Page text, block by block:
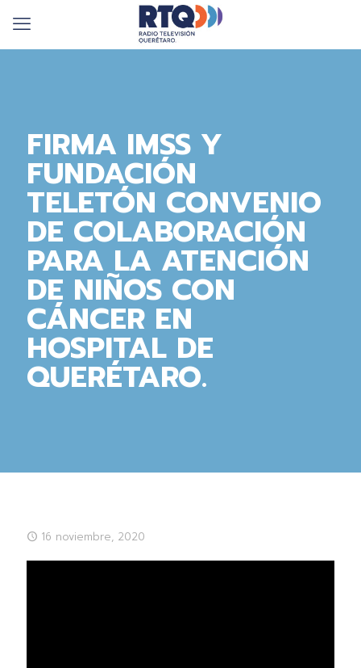
FIRMA IMSS Y
FUNDACIÓN
TELETÓN CONVENIO
DE COLABORACIÓN
PARA LA ATENCIÓN
DE NIÑOS CON
CÁNCER EN
HOSPITAL DE
QUERÉTARO.
16 noviembre, 2020